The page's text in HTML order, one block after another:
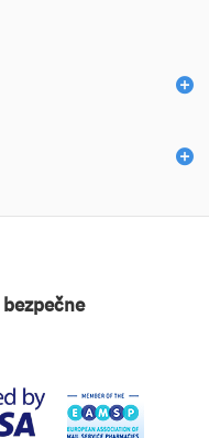
bezpečne